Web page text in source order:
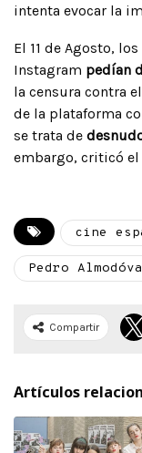
intenta evocar la
El 11 de Agosto,
Instagram pedían
la censura contra
de la plataforma
se trata de
embargo, criticó el
cine
Pedro
Compartir
Artículos